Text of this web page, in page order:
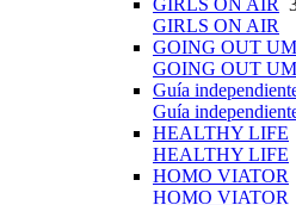
GIRLS ON AIR
GIRLS ON AIR
GOING OUT
GOING OUT
Guía
Guía
HEALTHY LIFE
HEALTHY LIFE
HOMO VIATOR
HOMO VIATOR